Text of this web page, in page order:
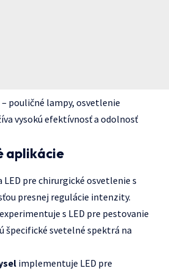
– pouličné lampy, osvetlenie
vysokú efektívnosť a odolnosť
aplikácie
LED pre chirurgické osvetlenie s
presnej regulácie intenzity.
experimentuje s LED pre pestovanie
špecifické svetelné spektrá na
implementuje LED pre